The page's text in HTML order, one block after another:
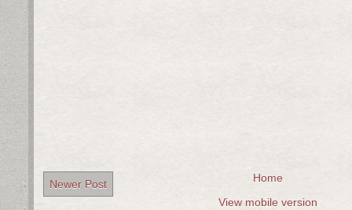
Newer Post
Home
View mobile version